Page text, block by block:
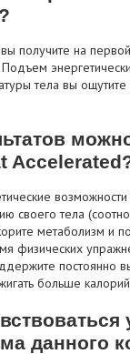
получите на
тела вы
своего тела
метаболизм и
физических
постоянно
больше
данного